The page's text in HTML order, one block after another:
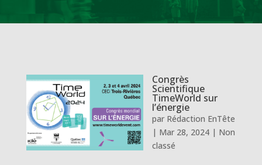
Congrès
Scientifique
TimeWorld sur
l’énergie
par Rédaction EnTête
| Mar 28, 2024| Non
classé